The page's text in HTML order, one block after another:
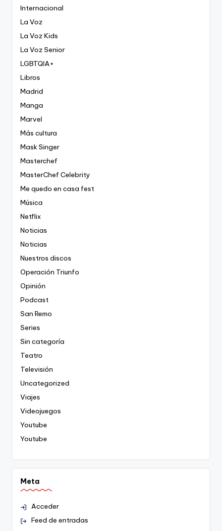
Internacional
La Voz
La Voz Kids
La Voz Senior
LGBTQIA+
Libros
Madrid
Manga
Marvel
Más cultura
Mask Singer
Masterchef
MasterChef Celebrity
Me quedo en casa fest
Música
Netflix
Noticias
Noticias
Nuestros discos
Operación Triunfo
Opinión
Podcast
San Remo
Series
Sin categoría
Teatro
Televisión
Uncategorized
Viajes
Videojuegos
Youtube
Youtube
Meta
Acceder
Feed de entradas